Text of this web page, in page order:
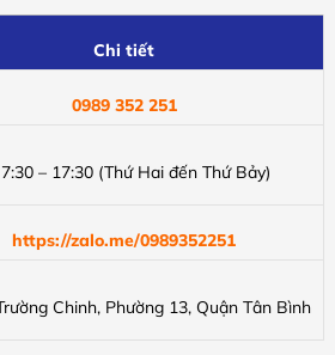
Chi tiết
0989 352 251
– 17:30 (Thứ Hai đến Thứ Bảy)
https://zalo.me/0989352251
Chinh, Phường 13, Quận Tân Bình